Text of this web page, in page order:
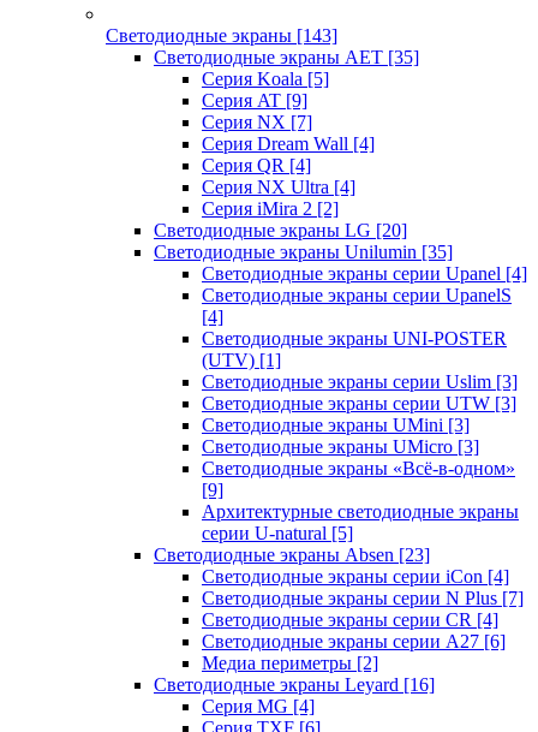
Светодиодные экраны [143]
Светодиодные экраны AET [35]
Cерия Koala [5]
Серия AT [9]
Серия NX [7]
Серия Dream Wall [4]
Серия QR [4]
Серия NX Ultra [4]
Серия iMira 2 [2]
Светодиодные экраны LG [20]
Светодиодные экраны Unilumin [35]
Светодиодные экраны серии Upanel [4]
Светодиодные экраны серии UpanelS
[4]
Светодиодные экраны UNI-POSTER
(UTV) [1]
Светодиодные экраны серии Uslim [3]
Светодиодные экраны серии UTW [3]
Светодиодные экраны UMini [3]
Светодиодные экраны UMicro [3]
Светодиодные экраны «Всё-в-одном»
[9]
Архитектурные светодиодные экраны
серии U-natural [5]
Светодиодные экраны Absen [23]
Светодиодные экраны серии iCon [4]
Светодиодные экраны серии N Plus [7]
Светодиодные экраны серии CR [4]
Светодиодные экраны серии А27 [6]
Медиа периметры [2]
Светодиодные экраны Leyard [16]
Серия MG [4]
Серия TXF [6]